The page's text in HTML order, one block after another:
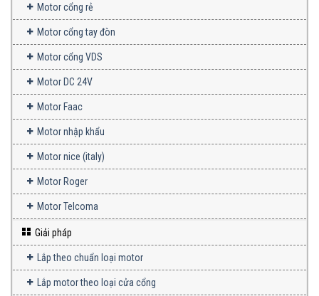
Motor cổng rẻ
Motor cổng tay đòn
Motor cổng VDS
Motor DC 24V
Motor Faac
Motor nhập khẩu
Motor nice (italy)
Motor Roger
Motor Telcoma
Giải pháp
Lắp theo chuẩn loại motor
Lắp motor theo loại cửa cổng